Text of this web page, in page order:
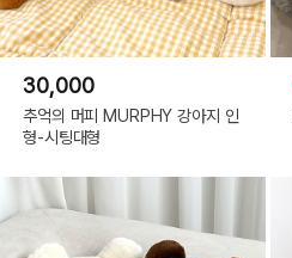
30,000
추억의 머피 MURPHY 강아지 인
형-시팅대형